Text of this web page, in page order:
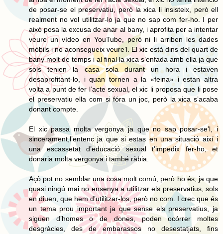
de posar-se el preservatiu, però la xica li insisteix, però ell
realment no vol utilitzar-lo ja que no sap com fer-ho. I per
això posa la excusa de anar al bany, i aprofita per a intentar
veure un vídeo en YouTube, però ni li arriben les dades
mòbils i no aconsegueix veure’l. El xic està dins del quart de
bany molt de temps i al final la xica s’enfada amb ella ja que
sols tenien la casa sola durant un hora i estaven
desaprofitant-lo, i quan tornen a la «feina» i estan altra
volta a punt de fer l’acte sexual, el xic li proposa que li pose
el preservatiu ella com si fóra un joc, però la xica s’acaba
donant compte.
El xic passa molta vergonya ja que no sap posar-se’l, i
sincerament,l’entenc ja que si estas en una situació així i
una escassetat d’educació sexual t’impedix fer-ho, et
donaria molta vergonya i també ràbia.
Açò pot no semblar una cosa molt comú, però ho és, ja que
quasi ningú mai no ensenya a utilitzar els preservatius, sols
en diuen, que hem d’utilitzar-los, però no com. I crec que és
un tema prou important ja que sense els preservatius, ja
siguen d’homes o de dones, poden ocórrer moltes
desgràcies, des de embarassos no desestatjats, fins